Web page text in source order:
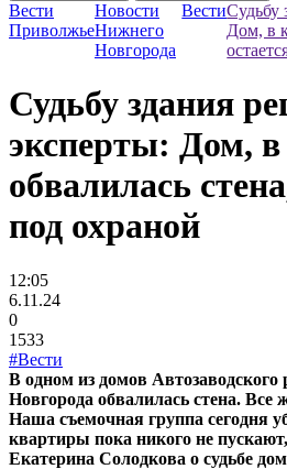
Вести
Приволжье
Новости
Нижнего
Новгорода
ВестиСудьбу
Дом, в
Судьбу здания
эксперты: Дом,
обвалилась
под охраной
12:05
6.11.24
0
1533
#Вести
В одном из домов
Новгорода обвалилась стена. Все
Наша съемочная группа сегодня
квартиры пока никого не
Екатерина Солодкова о судьбе